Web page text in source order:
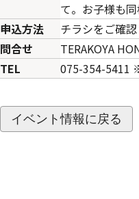
て。お子様も同
申込方法
チラシをご確認
問合せ
TERAKOYA
TEL
075-354-5411
イベント情報に戻る